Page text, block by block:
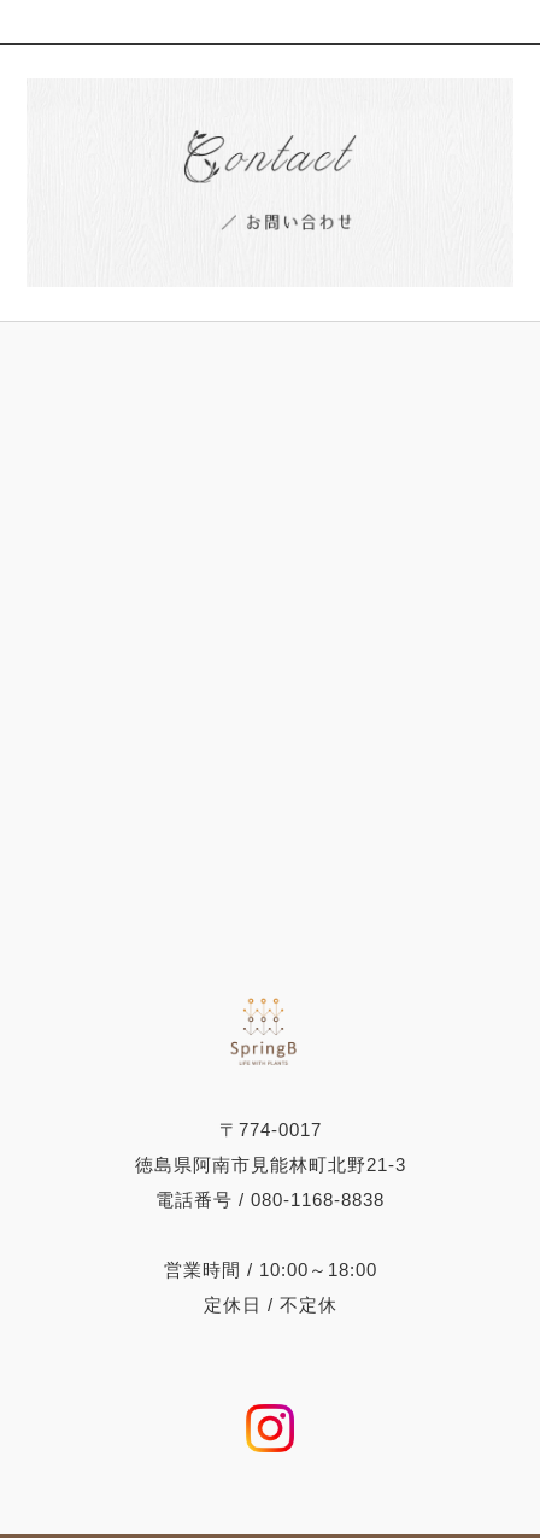
〒774-0017
徳島県阿南市見能林町北野21-3
電話番号 / 080-1168-8838
営業時間 / 10:00～18:00
定休日 / 不定休